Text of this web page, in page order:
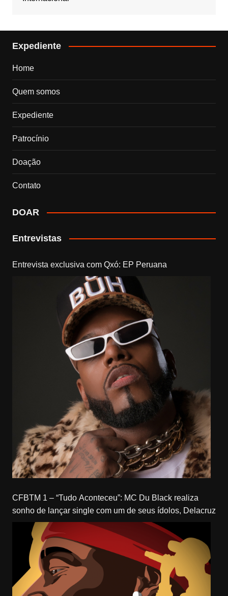
Expediente
Home
Quem somos
Expediente
Patrocínio
Doação
Contato
DOAR
Entrevistas
Entrevista exclusiva com Qxó: EP Peruana
CFBTM 1 – “Tudo Aconteceu”: MC Du Black realiza
sonho de lançar single com um de seus ídolos, Delacruz